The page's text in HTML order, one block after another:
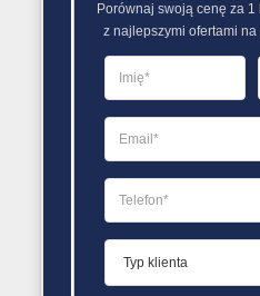
GAZ DLA DOMU
Porównaj swoją cenę za
z najlepszymi ofertami